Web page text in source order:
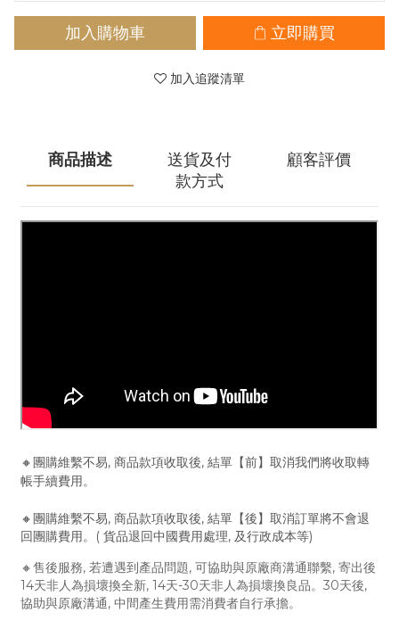
加入購物車 立即購買
加入追蹤清單
商品描述
送貨及付
款方式
顧客評價
🔸團購維繫不易, 商品款項收取後, 結單【前】取消我們將收取轉
帳手續費用。
🔸團購維繫不易, 商品款項收取後, 結單【後】取消訂單將不會退
回團購費用。( 貨品退回中國費用處理, 及行政成本等)
🔸售後服務, 若遭遇到產品問題, 可協助與原廠商溝通聯繫, 寄出後
14天非人為損壞換全新, 14天-30天非人為損壞換良品。30天後,
協助與原廠溝通, 中間產生費用需消費者自行承擔。